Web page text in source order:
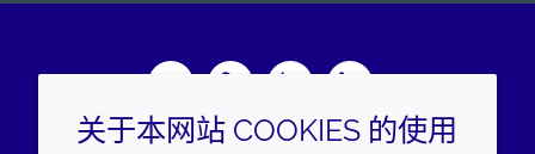
企业 法律信息
关于本网站 COOKIES 的使用